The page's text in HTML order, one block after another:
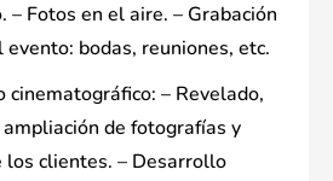
– Fotos en el aire. – Grabación
evento: bodas, reuniones, etc.
cinematográfico: – Revelado,
de fotografías y
los clientes. – Desarrollo